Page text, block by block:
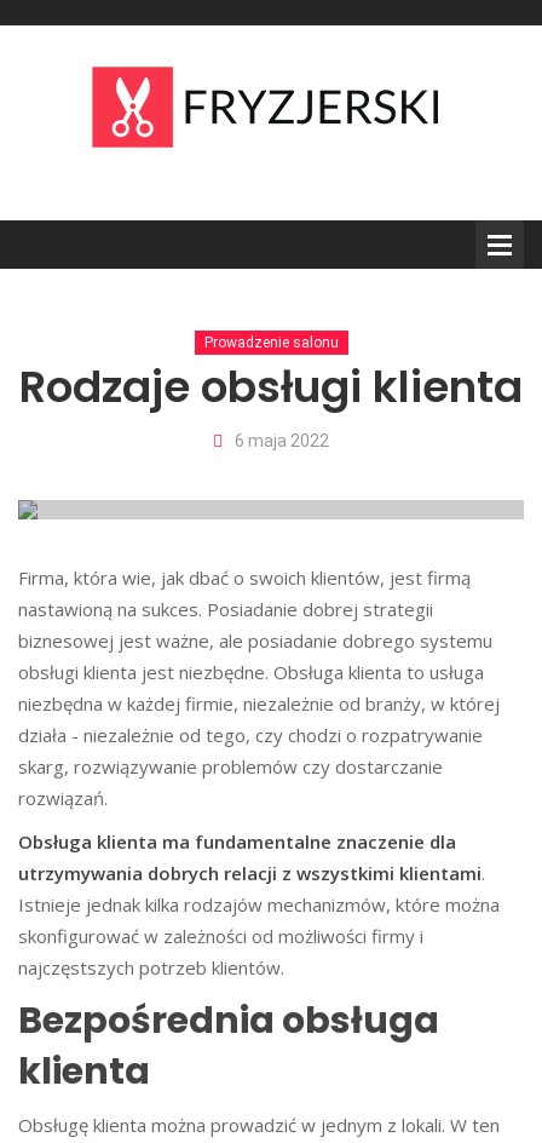
Prowadzenie salonu
Rodzaje obsługi klienta
6 maja 2022
Firma, która wie, jak dbać o swoich klientów, jest firmą
nastawioną na sukces. Posiadanie dobrej strategii
biznesowej jest ważne, ale posiadanie dobrego systemu
obsługi klienta jest niezbędne. Obsługa klienta to usługa
niezbędna w każdej firmie, niezależnie od branży, w której
działa - niezależnie od tego, czy chodzi o rozpatrywanie
skarg, rozwiązywanie problemów czy dostarczanie
rozwiązań.
Obsługa klienta ma fundamentalne znaczenie dla
utrzymywania dobrych relacji z wszystkimi klientami.
Istnieje jednak kilka rodzajów mechanizmów, które można
skonfigurować w zależności od możliwości firmy i
najczęstszych potrzeb klientów.
Bezpośrednia obsługa
klienta
Obsługę klienta można prowadzić w jednym z lokali. W ten